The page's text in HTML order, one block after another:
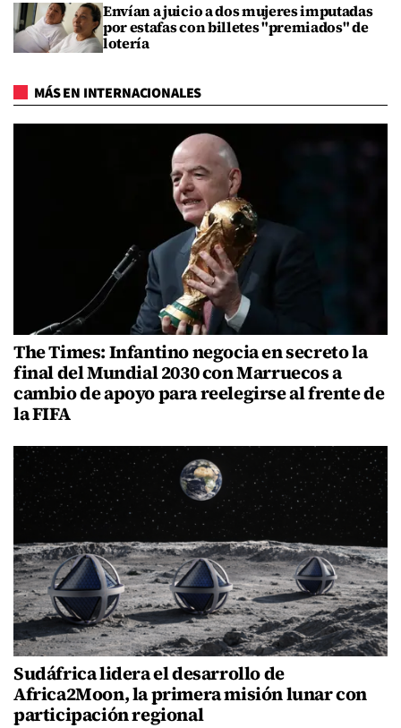
Envían a juicio a dos mujeres imputadas
por estafas con billetes "premiados" de
lotería
MÁS EN INTERNACIONALES
The Times: Infantino negocia en secreto la
final del Mundial 2030 con Marruecos a
cambio de apoyo para reelegirse al frente de
la FIFA
Sudáfrica lidera el desarrollo de
Africa2Moon, la primera misión lunar con
participación regional